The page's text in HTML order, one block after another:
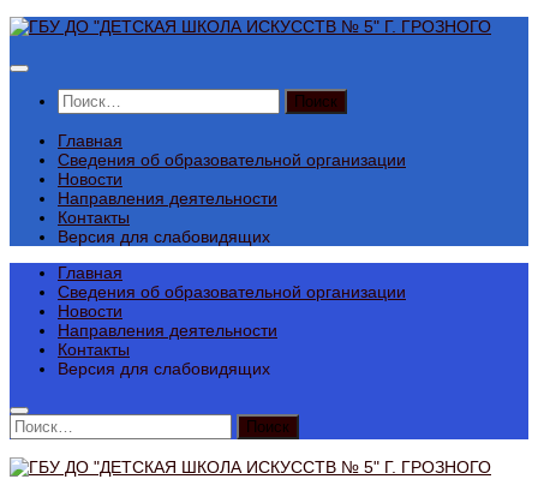
Перейти
содержимому
Найти:
Главная
Сведения об образовательной организации
Новости
Направления деятельности
Контакты
Версия для слабовидящих
Главная
Сведения об образовательной организации
Новости
Направления деятельности
Контакты
Версия для слабовидящих
Найти: